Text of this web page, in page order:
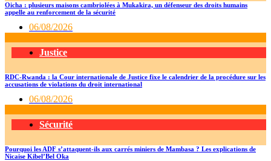
Oicha : plusieurs maisons cambriolées à Mukakira, un défenseur des droits humains
appelle au renforcement de la sécurité
06/08/2026
Justice
RDC-Rwanda : la Cour internationale de Justice fixe le calendrier de la procédure sur les
accusations de violations du droit international
06/08/2026
Sécurité
Pourquoi les ADF s’attaquent-ils aux carrés miniers de Mambasa ? Les explications de
Nicaise Kibel’Bel Oka